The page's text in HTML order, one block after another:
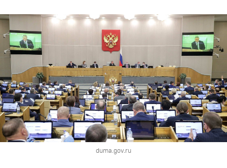
duma.gov.ru